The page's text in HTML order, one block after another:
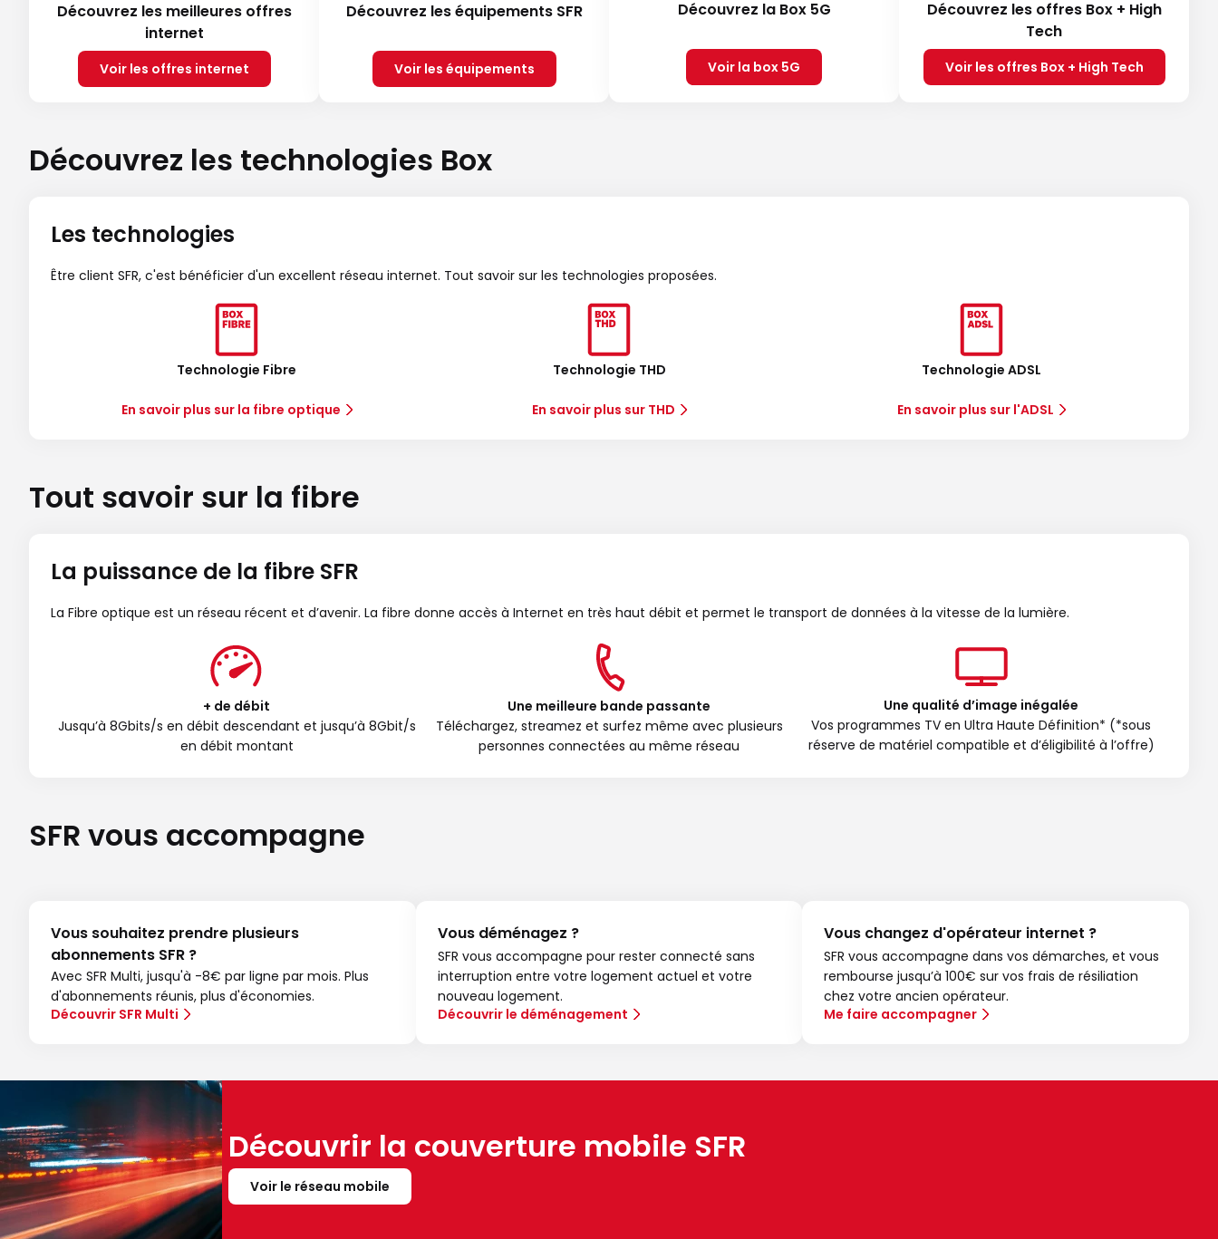
Découvrez les meilleures offres
internet
Voir les offres internet
Découvrez les équipements SFR
Voir les équipements
Découvrez la Box 5G
Voir la box 5G
Découvrez les offres Box + High
Tech
Voir les offres Box + High Tech
Découvrez les technologies Box
Les technologies
Être client SFR, c'est bénéficier d'un excellent réseau internet. Tout savoir sur les technologies proposées.
Technologie Fibre
En savoir plus sur la fibre optique
Technologie THD
En savoir plus sur THD
Technologie ADSL
En savoir plus sur l'ADSL
Tout savoir sur la fibre
La puissance de la fibre SFR
La Fibre optique est un réseau récent et d’avenir. La fibre donne accès à Internet en très haut débit et permet le transport de données à la vitesse de la lumière.
+ de débit
Jusqu’à 8Gbits/s en débit descendant et jusqu’à 8Gbit/s
en débit montant
Une meilleure bande passante
Téléchargez, streamez et surfez même avec plusieurs
personnes connectées au même réseau
Une qualité d’image inégalée
Vos programmes TV en Ultra Haute Définition* (*sous
réserve de matériel compatible et d’éligibilité à l’offre)
SFR vous accompagne
Vous souhaitez prendre plusieurs
abonnements SFR ?
Avec SFR Multi, jusqu'à -8€ par ligne par mois. Plus
d'abonnements réunis, plus d'économies.
Découvrir SFR Multi
Vous déménagez ?
SFR vous accompagne pour rester connecté sans
interruption entre votre logement actuel et votre
nouveau logement.
Découvrir le déménagement
Vous changez d'opérateur internet ?
SFR vous accompagne dans vos démarches, et vous
rembourse jusqu’à 100€ sur vos frais de résiliation
chez votre ancien opérateur.
Me faire accompagner
Découvrir la couverture mobile SFR
Voir le réseau mobile